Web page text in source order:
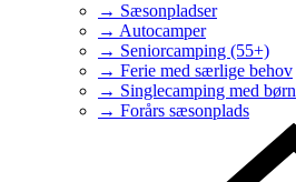
→ Sæsonpladser
→ Autocamper
→ Seniorcamping (55+)
→ Ferie med særlige behov
→ Singlecamping med børn
→ Forårs sæsonplads